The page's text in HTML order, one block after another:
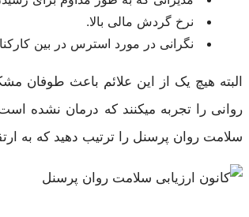
نرخ گردش مالی بالا.
نگرانی در مورد استرس در بین
البته هیچ یک از این علائم باعث طوفان
روانی را تجربه میکنند که درمان نشده
سلامت روان پرسنل را ترتیب دهید که به